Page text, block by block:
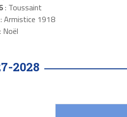
: Toussaint
Armistice 1918
2028